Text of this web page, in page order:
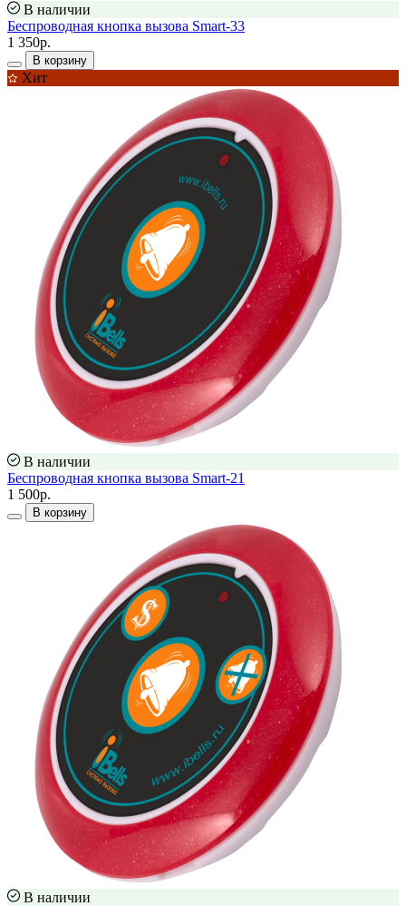
В наличии
Беспроводная кнопка вызова Smart-33
1 350р.
В корзину
Хит
В наличии
Беспроводная кнопка вызова Smart-21
1 500р.
В корзину
В наличии